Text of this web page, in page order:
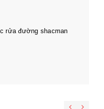
rửa đường shacman